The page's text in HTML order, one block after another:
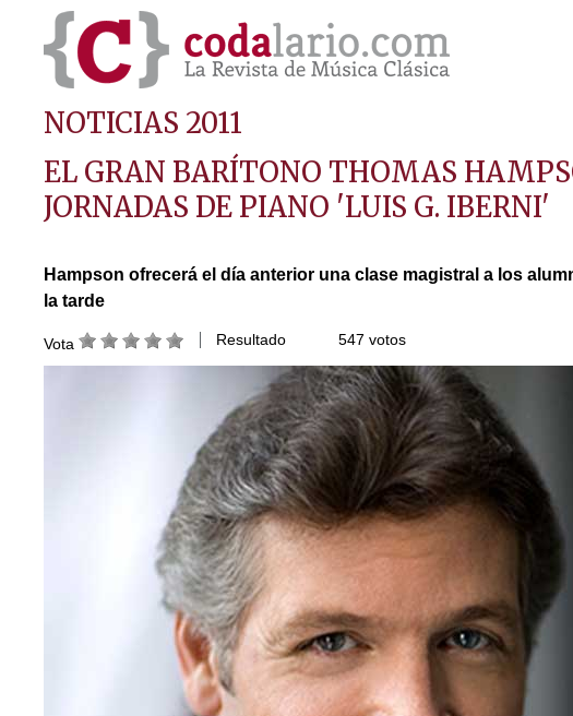
NOTICIAS 2011
EL GRAN BARÍTONO THOMAS
JORNADAS DE PIANO 'LUIS G. IBERNI'
Hampson ofrecerá el día anterior una clase magistral a los
la tarde
Vota Resultado 547 votos